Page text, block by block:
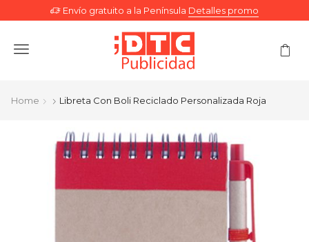
Envío gratuito a la Península Detalles promo
Menu
Home Libreta Con Boli Reciclado Personalizada Roja